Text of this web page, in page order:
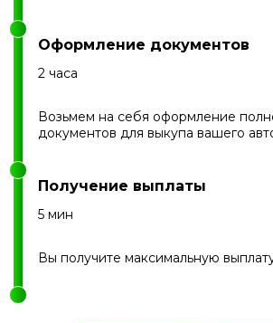
Оформление документов
2 часа
Возьмем на себя оформление
документов для выкупа вашего
Получение выплаты
5 мин
Вы получите максимальную